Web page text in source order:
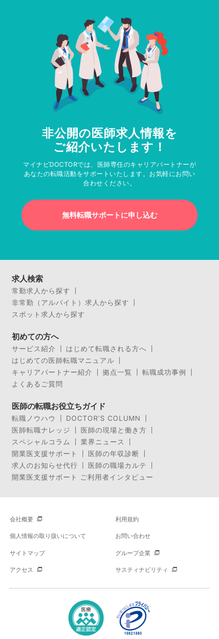
非公開の医師求人情報を
ご紹介いたします！
マイナビDOCTORでは、医師専任のキャリアパートナーが
あなたの転職活動をサポートいたします。お気軽にお問い
合わせください。
無料転職サポートに申し込む
求人検索
常勤求人から探す
非常勤（アルバイト）求人から探す
スポット求人から探す
初めての方へ
サービス紹介
はじめて転職される方へ
はじめての医師転職マニュアル
キャリアパートナー紹介
拠点一覧
転職成功事例
よくあるご質問
医師の転職お役立ちガイド
転職ノウハウ
DOCTOR’S COLUMN
医師転職ナレッジ
医師の現場と働き方
スペシャルコラム
業界ニュース
開業医支援サポート
医師の年収診断
求人のお知らせ代行
医師の職場カルテ
開業医支援サポート ご利用者インタビュー
会社概要 利用規約
個人情報の取り扱いについて お問い合わせ
サイトマップ グループ企業
アクセス サスティナビリティ